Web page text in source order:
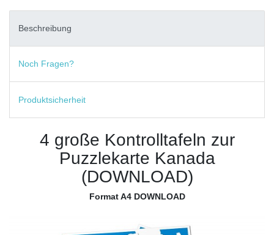
Beschreibung
Noch Fragen?
Produktsicherheit
4 große Kontrolltafeln zur
Puzzlekarte Kanada
(DOWNLOAD)
Format A4 DOWNLOAD